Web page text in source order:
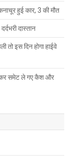
हुई कार, 3 की मौत
दास्तान
तो इस दिन होगा हाईवे
समेट ले गए कैश और